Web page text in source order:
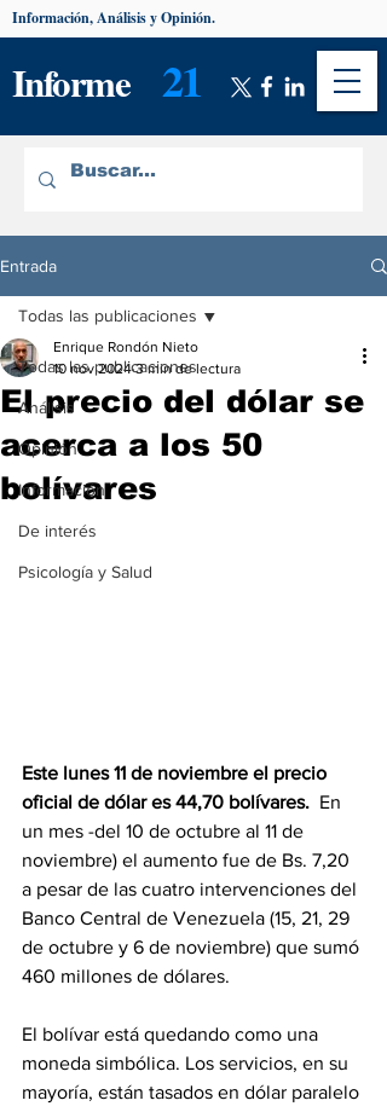
Informe 21
Información, Análisis y Opinión.
Entrada
Todas las publicaciones
Análisis
Opinión
Información
De interés
Psicología y Salud
Todas las publicaciones
El precio del dólar se
acerca a los 50
bolívares
Enrique Rondón Nieto
10 nov 2024 3 min de lectura
Este lunes 11 de noviembre el precio
oficial de dólar es 44,70 bolívares. En
un mes -del 10 de octubre al 11 de
noviembre) el aumento fue de Bs. 7,20
a pesar de las cuatro intervenciones del
Banco Central de Venezuela (15, 21, 29
de octubre y 6 de noviembre) que sumó
460 millones de dólares.
El bolívar está quedando como una
moneda simbólica. Los servicios, en su
mayoría, están tasados en dólar paralelo